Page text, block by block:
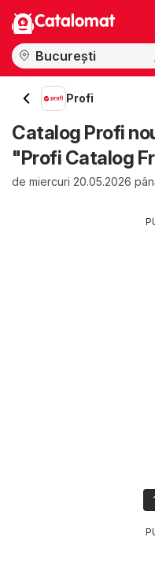
Catalomat
Profi
Catalog Profi
"Profi Catalog
de miercuri 20.05.2026